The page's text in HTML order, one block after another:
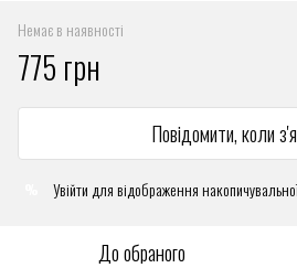
Немає в наявності
775 грн
Повідомити, коли
Увійти для відображення
До обраного